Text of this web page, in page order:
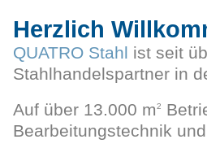
Herzlich
QUATRO Stahl ist seit
Stahlhandelspartner in
Auf über 13.000 m2
Bearbeitungstechnik